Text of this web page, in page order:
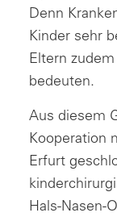
Denn
Kinder sehr
Eltern
bedeuten.
Aus diesem
Kooperation
Erfurt
Hals-Nasen-